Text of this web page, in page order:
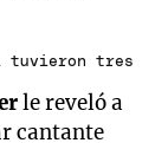
tuvieron tres
le reveló a
cantante